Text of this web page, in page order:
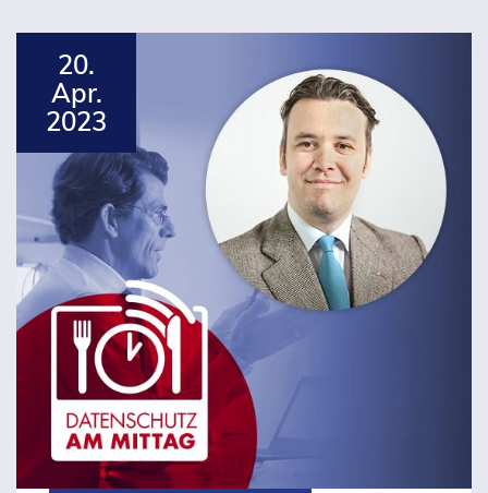
20.
Apr.
2023